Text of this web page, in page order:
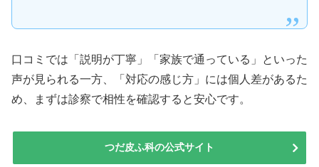
口コミでは「説明が丁寧」「家族で通っている」といった
声が見られる一方、「対応の感じ方」には個人差があるた
め、まずは診察で相性を確認すると安心です。
つだ皮ふ科の公式サイト